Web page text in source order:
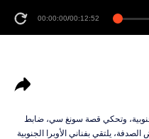
00:00:00/00:12:52
وتحكي قصة سونغ سي، ضابط
يلتقي بفناني الأوبرا الجنوبية